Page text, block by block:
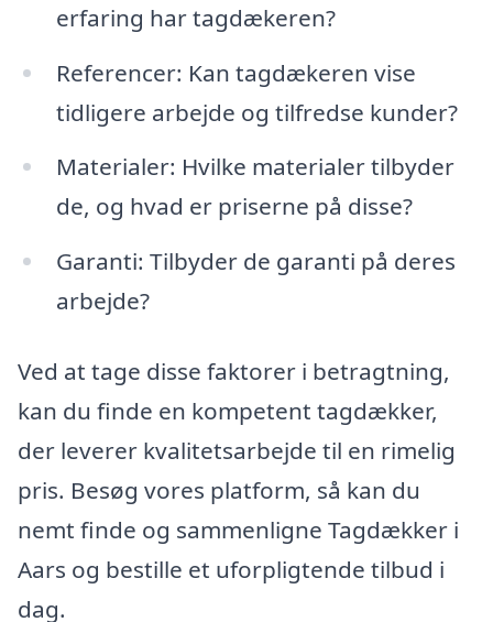
erfaring har tagdækeren?
Referencer: Kan tagdækeren vise
tidligere arbejde og tilfredse kunder?
Materialer: Hvilke materialer tilbyder
de, og hvad er priserne på disse?
Garanti: Tilbyder de garanti på deres
arbejde?
Ved at tage disse faktorer i betragtning,
kan du finde en kompetent tagdækker,
der leverer kvalitetsarbejde til en rimelig
pris. Besøg vores platform, så kan du
nemt finde og sammenligne Tagdækker i
Aars og bestille et uforpligtende tilbud i
dag.